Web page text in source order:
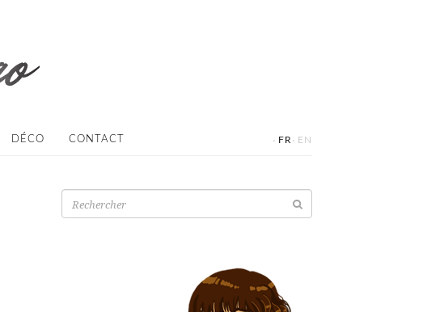
DÉCO CONTACT · FR · EN
Recherche
pour: